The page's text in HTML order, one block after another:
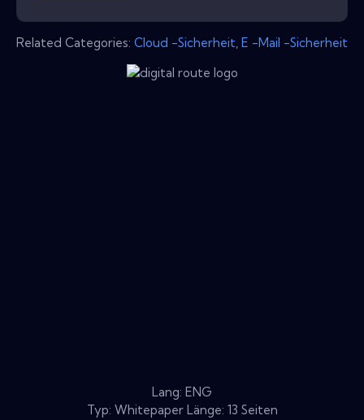
Related Categories: Cloud -Sicherheit E -Mail -Sicherheit
Lang: ENG
Typ: Whitepaper Länge: 13 Seiten